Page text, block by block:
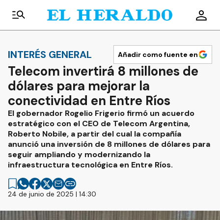
INTERÉS GENERAL Añadir como fuente en
Telecom invertirá 8 millones de
dólares para mejorar la
conectividad en Entre Ríos
El gobernador Rogelio Frigerio firmó un acuerdo
estratégico con el CEO de Telecom Argentina,
Roberto Nobile, a partir del cual la compañía
anunció una inversión de 8 millones de dólares para
seguir ampliando y modernizando la
infraestructura tecnológica en Entre Ríos.
24 de junio de 2025 | 14:30